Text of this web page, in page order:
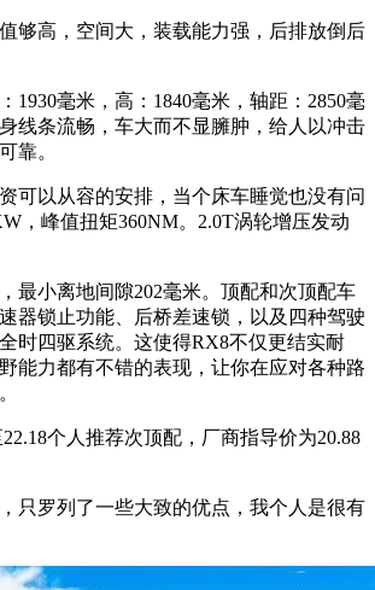
够高，空间大，装载能力强，后排放倒后
1930毫米，高：1840毫米，轴距：2850毫
线条流畅，车大而不显臃肿，给人以冲击
靠。
可以从容的安排，当个床车睡觉也没有问
，峰值扭矩360NM。2.0T涡轮增压发动
最小离地间隙202毫米。顶配和次顶配车
器锁止功能、后桥差速锁，以及四种驾驶
时四驱系统。这使得RX8不仅更结实耐
能力都有不错的表现，让你在应对各种路
个人推荐次顶配，厂商指导价为20.88
只罗列了一些大致的优点，我个人是很有